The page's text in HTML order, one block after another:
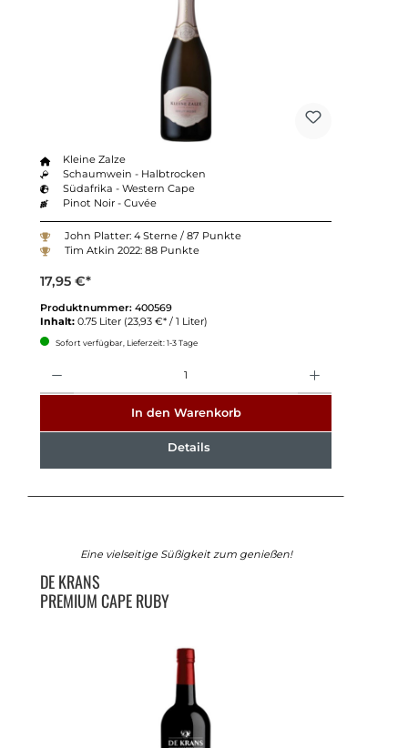
Kleine Zalze
Schaumwein - Halbtrocken
Südafrika - Western Cape
Pinot Noir - Cuvée
John Platter: 4 Sterne / 87 Punkte
Tim Atkin 2022: 88 Punkte
17,95 €*
Produktnummer: 400569
Inhalt: 0.75 Liter (23,93 €* / 1 Liter)
Sofort verfügbar, Lieferzeit: 1-3 Tage
In den Warenkorb
Details
Eine vielseitige Süßigkeit zum genießen!
DE KRANS
PREMIUM CAPE RUBY